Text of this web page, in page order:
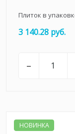
Плиток в
3 140.28 руб.
–
НОВИНКА